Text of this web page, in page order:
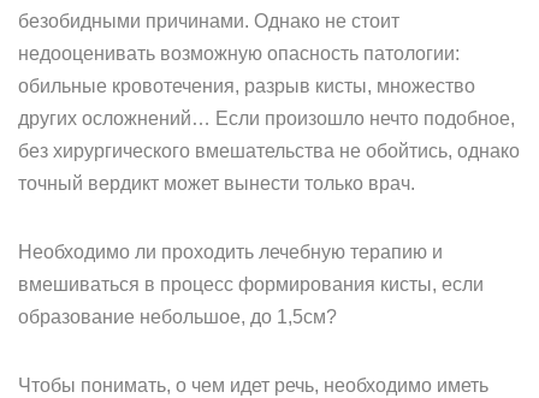
безобидными причинами. Однако не стоит
недооценивать возможную опасность патологии:
обильные кровотечения, разрыв кисты, множество
других осложнений… Если произошло нечто подобное,
без хирургического вмешательства не обойтись, однако
точный вердикт может вынести только врач.
Необходимо ли проходить лечебную терапию и
вмешиваться в процесс формирования кисты, если
образование небольшое, до 1,5см?
Чтобы понимать, о чем идет речь, необходимо иметь